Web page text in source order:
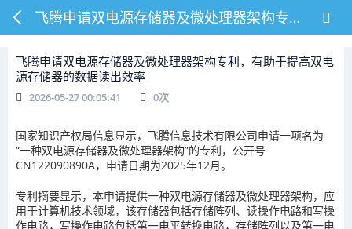
飞腾申请双电源存储器及微处理器架构专利，有助于提高双电源存储器的数据读出效率
飞腾申请双电源存储器及微处理器架构专利，有助于提高双电
源存储器的数据读出效率
2026-05-27 00:05:41 0次
国家知识产权局信息显示，飞腾信息技术有限公司申请一项名为
“一种双电源存储器及微处理器架构”的专利，公开号
CN122090890A，申请日期为2025年12月。
专利摘要显示，本申请提供一种双电源存储器及微处理器架构，应
用于计算机技术领域，该存储器包括存储阵列、读操作电路和写操
作电路，写操作电路包括第一电平转换电路，存储阵列以及第一电